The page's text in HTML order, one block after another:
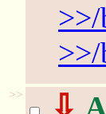
>> ⇩